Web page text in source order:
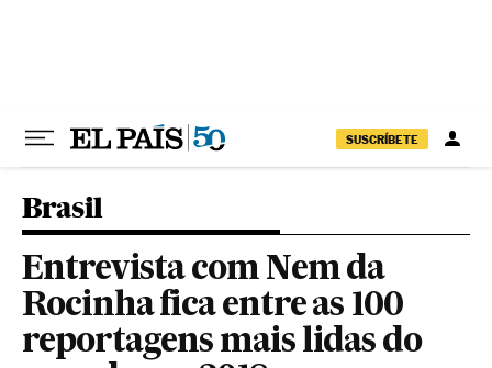
SUSCRÍBETE
Brasil
Entrevista com Nem da
Rocinha fica entre as 100
reportagens mais lidas do